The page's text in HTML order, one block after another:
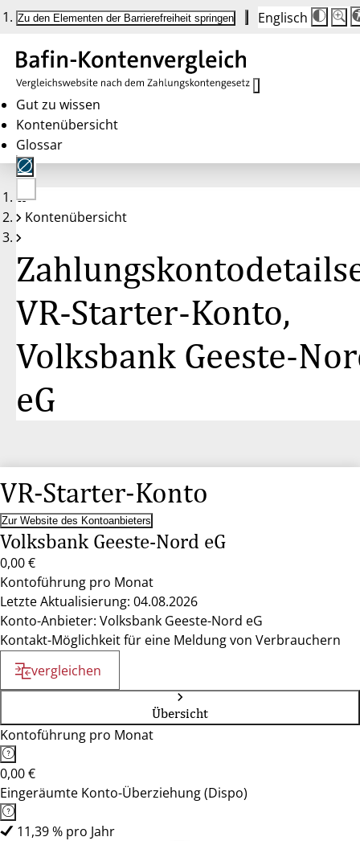
Zu den Elementen der Barrierefreiheit springen Englisch
Die
auf
100
100
Gut zu wissen
Kontenübersicht
Glossar
Keine
Konten
Kontenübersicht
VR-Starter-Konto,
Volksbank Geeste-
eG
VR-Starter-Konto
Zur Website des Kontoanbieters
Volksbank Geeste-Nord eG
0,00 €
Kontoführung pro Monat
Letzte Aktualisierung: 04.08.2026
Konto-Anbieter: Volksbank Geeste-Nord eG
Kontakt-Möglichkeit für eine Meldung von Verbrauchern
vergleichen
Übersicht
Kontoführung pro Monat
0,00 €
Eingeräumte Konto-Überziehung (Dispo)
11,39 % pro Jahr